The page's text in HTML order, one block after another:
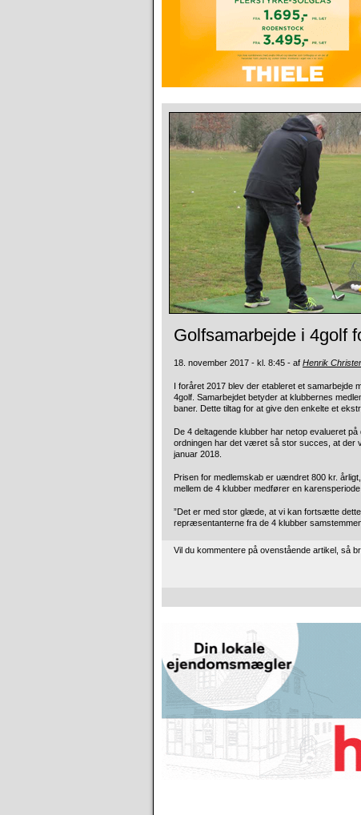
Golfsamarbejde i 4golf
18. november 2017 - kl. 8:45 - af Henrik
I foråret 2017 blev der etableret et samarbejde
4golf. Samarbejdet betyder at klubbernes
baner. Dette tiltag for at give den enkelte et
De 4 deltagende klubber har netop evalueret
ordningen har det været så stor succes, at der
januar 2018.
Prisen for medlemskab er uændret 800 kr.
mellem de 4 klubber medfører en karensperiode
”Det er med stor glæde, at vi kan fortsætte
repræsentanterne fra de 4 klubber
Vil du kommentere på ovenstående artikel, så